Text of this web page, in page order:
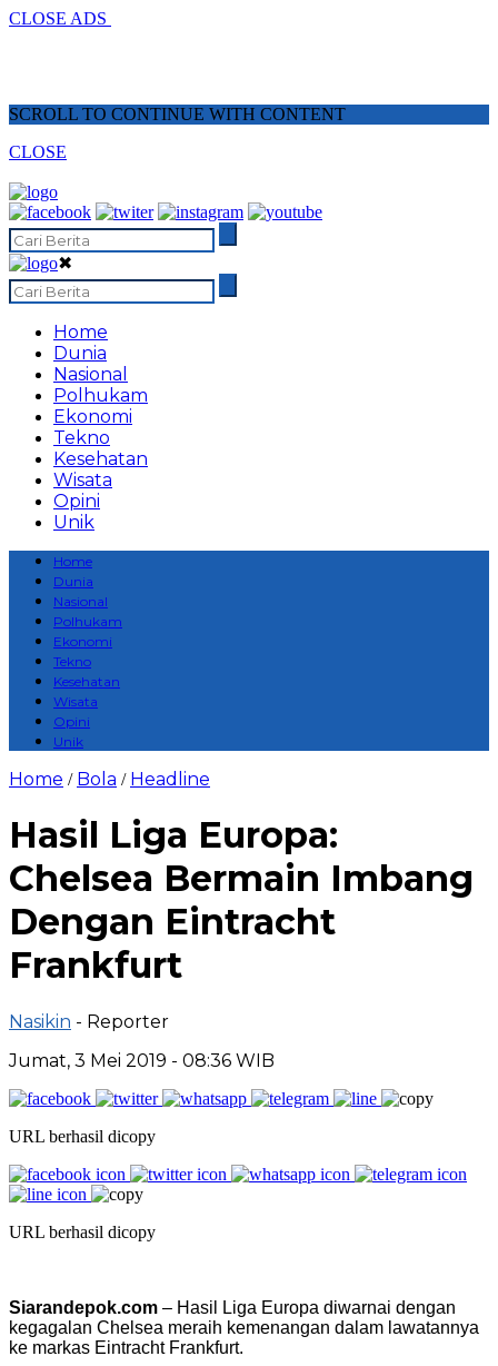
CLOSE ADS
SCROLL TO CONTINUE WITH CONTENT
CLOSE
✖
Home
Dunia
Nasional
Polhukam
Ekonomi
Tekno
Kesehatan
Wisata
Opini
Unik
Home
Dunia
Nasional
Polhukam
Ekonomi
Tekno
Kesehatan
Wisata
Opini
Unik
Home / Bola / Headline
Hasil Liga Europa:
Chelsea Bermain Imbang
Dengan Eintracht
Frankfurt
Nasikin - Reporter
Jumat, 3 Mei 2019 - 08:36 WIB
URL berhasil dicopy
URL berhasil dicopy
Siarandepok.com – Hasil Liga Europa diwarnai dengan
kegagalan Chelsea meraih kemenangan dalam lawatannya
ke markas Eintracht Frankfurt.